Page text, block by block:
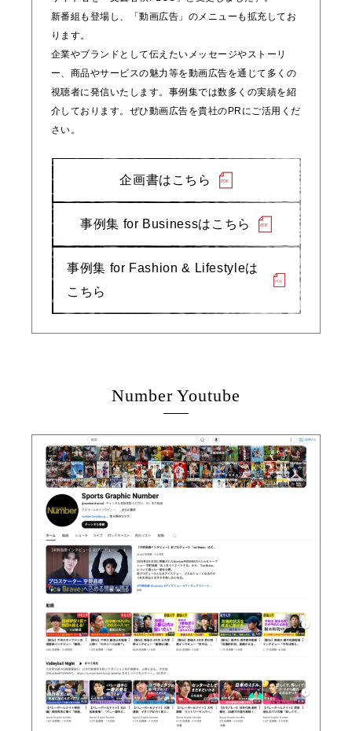
新番組も登場し、「動画広告」のメニューも拡充してお
ります。
企業やブランドとして伝えたいメッセージやストーリ
ー、商品やサービスの魅力等を動画広告を通じて多くの
視聴者に発信いたします。事例集では数多くの実績を紹
介しております。ぜひ動画広告を貴社のPRにご活用くだ
さい。
企画書はこちら
事例集 for Businessはこちら
事例集 for Fashion & Lifestyleは
こちら
Number Youtube